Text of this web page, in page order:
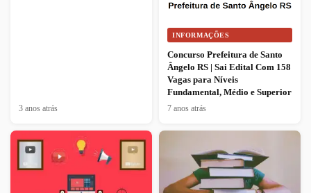
3 anos atrás
INFORMAÇÕES
Concurso Prefeitura de Santo
Ângelo RS | Sai Edital Com 158
Vagas para Níveis
Fundamental, Médio e Superior
7 anos atrás